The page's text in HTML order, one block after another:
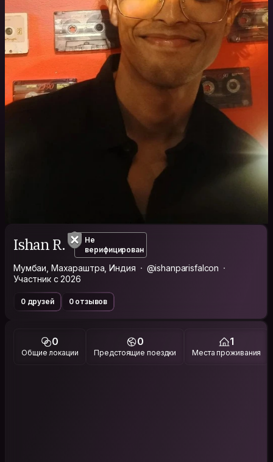
Ishan R.
Не
верифицирован
Мумбаи, Махараштра, Индия
@ishanparisfalcon
Участник с 2026
0 друзей 0 отзывов
0
Общие локации
0
Предстоящие поездки
1
Места проживания